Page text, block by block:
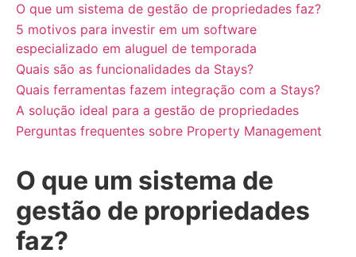
O que um sistema de gestão de propriedades faz?
5 motivos para investir em um software
especializado em aluguel de temporada
Quais são as funcionalidades da Stays?
Quais ferramentas fazem integração com a Stays?
A solução ideal para a gestão de propriedades
Perguntas frequentes sobre Property Management
O que um sistema de
gestão de propriedades
faz?